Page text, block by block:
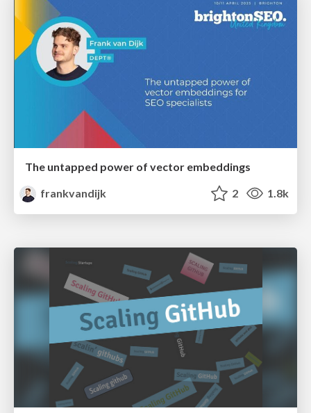
The untapped power of vector embeddings
frankvandijk
2 1.8k